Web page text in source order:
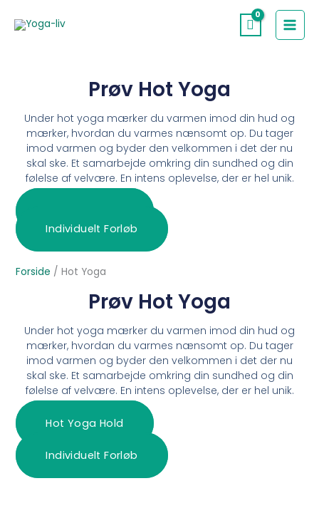
Prøv Hot Yoga
Under hot yoga mærker du varmen imod din hud og
mærker, hvordan du varmes nænsomt op. Du tager
imod varmen og byder den velkommen i det der nu
skal ske. Et samarbejde omkring din sundhed og din
følelse af velvære. En intens oplevelse, der er hel unik.
Individuelt Forløb
Forside /Hot Yoga
Prøv Hot Yoga
Under hot yoga mærker du varmen imod din hud og
mærker, hvordan du varmes nænsomt op. Du tager
imod varmen og byder den velkommen i det der nu
skal ske. Et samarbejde omkring din sundhed og din
følelse af velvære. En intens oplevelse, der er hel unik.
Hot Yoga Hold
Individuelt Forløb